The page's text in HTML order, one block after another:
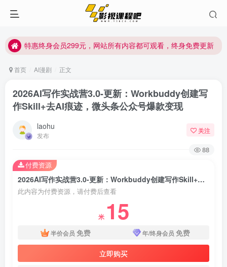
特惠终身会员299元，网站所有内容都可观看，终身免费更新
特惠终身会员299元，网站所有内容都可观看，终身免费更新
首页 AI漫剧 正文
2026AI写作实战营3.0-更新：Workbuddy创建写
作Skill+去AI痕迹，微头条公众号爆款变现
laohu
发布
关注
88
2026AI写作实战营3.0-更新：Workbuddy创建写作Skill+去AI痕迹，微头条公众号爆款变现
此内容为付费资源，请付费后查看
米 15
半价会员 免费 年/终身会员 免费
立即购买
付费资源